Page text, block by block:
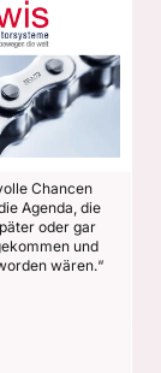
Chancen
Agenda, die
oder gar
und
wären.“
Markowsky
ZIELE
Attraktive
als auch
und
entfernten